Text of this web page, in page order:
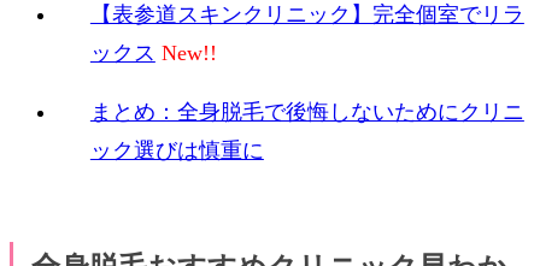
【表参道スキンクリニック】完全個室でリラ
ックス
まとめ：全身脱毛で後悔しないためにクリニ
ック選びは慎重に